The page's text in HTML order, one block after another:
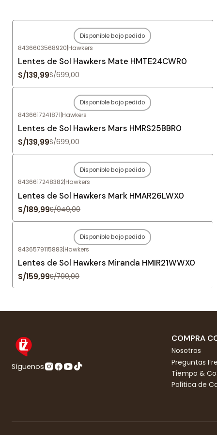
Agotado
Disponible bajo pedido
8436603568920|Hawkers
Lentes de Sol Hawkers Mate HMTE24CWR0
S/139,99S/699,00
Agotado
Disponible bajo pedido
8436617241871|Hawkers
Lentes de Sol Hawkers Mars HMRS25BBR0
S/139,99S/699,00
Agotado
Disponible bajo pedido
8436617248382|Hawkers
Lentes de Sol Hawkers Mark HMAR26LWX0
S/189,99S/949,00
Agotado
Disponible bajo pedido
8436579115883|Hawkers
Lentes de Sol Hawkers Miranda HMIR21WWX0
S/159,99S/799,00
Síguenos
COMPRA
Nosotros
Preguntas
Tiempo &
Política de